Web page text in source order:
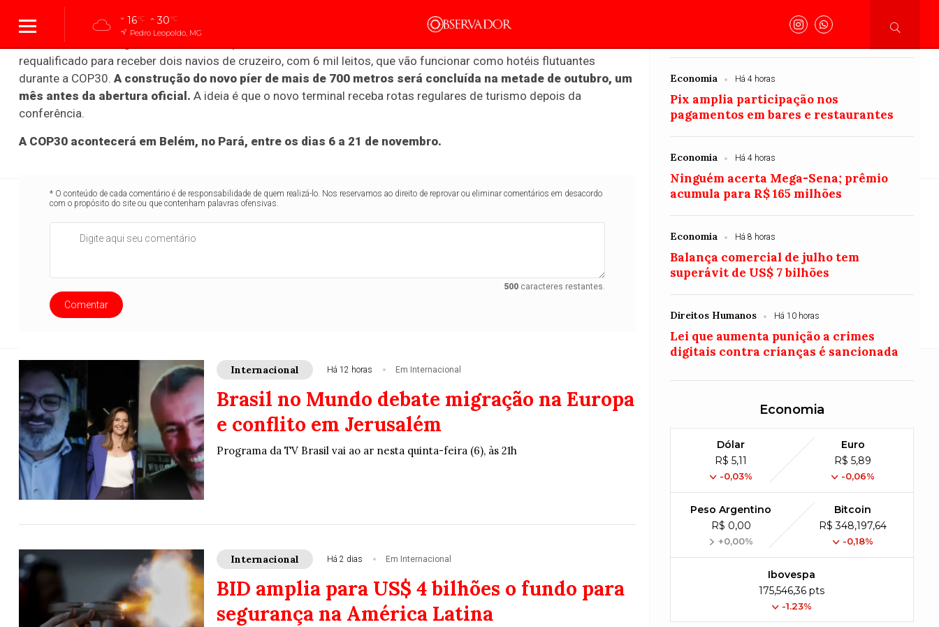
16°C 30°C
Pedro Leopoldo, MG
Cidades Cidades Política Entretenimento Tecnologia Economia Dom Walmor
Brasil disponibiliza visto eletrônico para participantes
da COP30
internacionais será ainda maior, 44%.
Os visitantes estrangeiros também vêm pelo mar. O Terminal Portuário de Outeiro, em Belém, está sendo
requalificado para receber dois navios de cruzeiro, com 6 mil leitos, que vão funcionar como hotéis flutuantes
durante a COP30. A construção do novo píer de mais de 700 metros será concluída na metade de outubro, um
mês antes da abertura oficial. A ideia é que o novo terminal receba rotas regulares de turismo depois da
conferência.
A COP30 acontecerá em Belém, no Pará, entre os dias 6 a 21 de novembro.
* O conteúdo de cada comentário é de responsabilidade de quem realizá-lo. Nos reservamos ao direito de reprovar ou eliminar comentários em desacordo
com o propósito do site ou que contenham palavras ofensivas.
500caracteres restantes.
Comentar
Internacional Há 12 horas Em Internacional
Brasil no Mundo debate migração na Europa
e conflito em Jerusalém
Programa da TV Brasil vai ao ar nesta quinta-feira (6), às 21h
Internacional Há 2 dias Em Internacional
BID amplia para US$ 4 bilhões o fundo para
segurança na América Latina
Petrobras tem lucro líquido de R$ 52,4 bi
no segundo trimestre
Economia Há 4 horas
Pix amplia participação nos
pagamentos em bares e restaurantes
Economia Há 4 horas
Ninguém acerta Mega-Sena; prêmio
acumula para R$ 165 milhões
Economia Há 8 horas
Balança comercial de julho tem
superávit de US$ 7 bilhões
Direitos Humanos Há 10 horas
Lei que aumenta punição a crimes
digitais contra crianças é sancionada
Economia
Dólar
R$ 5,11
-0,03%
Euro
R$ 5,89
-0,06%
Peso Argentino
R$ 0,00
+0,00%
Bitcoin
R$ 348,197,64
-0,18%
Ibovespa
175,546,36 pts
-1.23%